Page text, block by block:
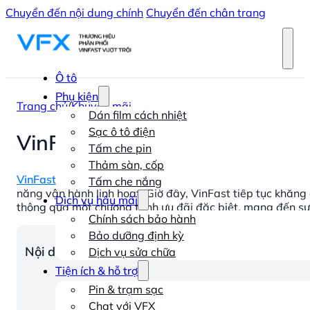
Chuyển đến nội dung chính Chuyển đến chân trang
Ô tô
Phụ kiện
Dán film cách nhiệt
Sạc ô tô điện
Tấm che pin
Thảm sàn, cốp
Tấm che nắng
Dịch vụ hậu mãi
Chính sách bảo hành
Bảo dưỡng định kỳ
Dịch vụ sửa chữa
Tiện ích & hỗ trợ
Pin & trạm sạc
Chat với VFX
Trang chủ/Khuyến mãi
VinFast VF 3 ưu đãi mới:
VinFast VF 3
, mẫu mini-eSUV đã và đang tạo nên một
năng vận hành linh hoạt. Giờ đây, VinFast tiếp tục
thông qua một chương trình ưu đãi đặc biệt, mang đến
Nội dung chính